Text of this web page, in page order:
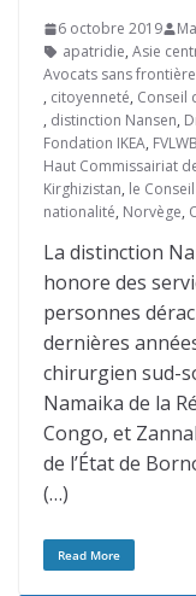
6 octobre 2019
apatridie, Asie
Avocats sans
, citoyenneté, Conseil
, distinction Nansen,
Fondation IKEA, FVLWB
Haut Commissairiat
Kirghizistan, le
nationalité, Norvège,
La distinction
honore des
personnes
dernières
chirurgien sud-
Namaika de la
Congo, et
de l’État de
(…)
Read More